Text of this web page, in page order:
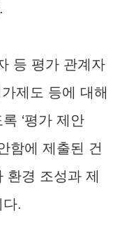
등 평가 관계자
제도 등에 대해
‘평가 제안
함에 제출된 건
경 조성과 제
.